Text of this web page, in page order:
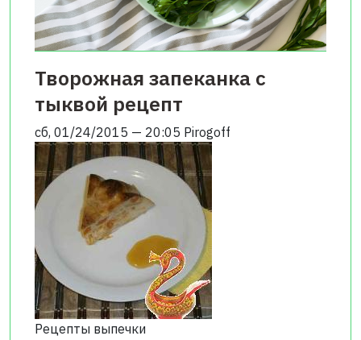
Творожная запеканка с
тыквой рецепт
сб, 01/24/2015 — 20:05 Pirogoff
Рецепты выпечки